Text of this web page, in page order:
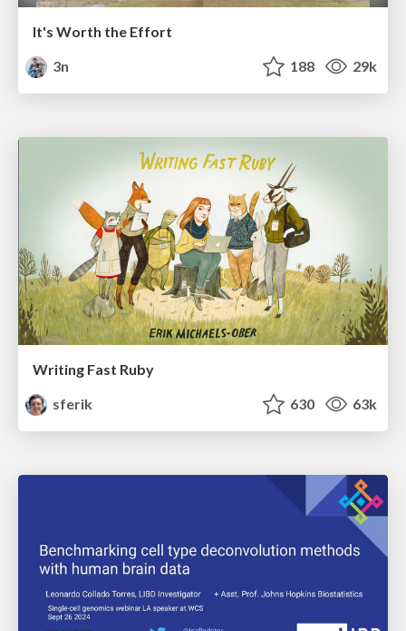
It's Worth the Effort
3n
188 29k
Writing Fast Ruby
sferik
630 63k